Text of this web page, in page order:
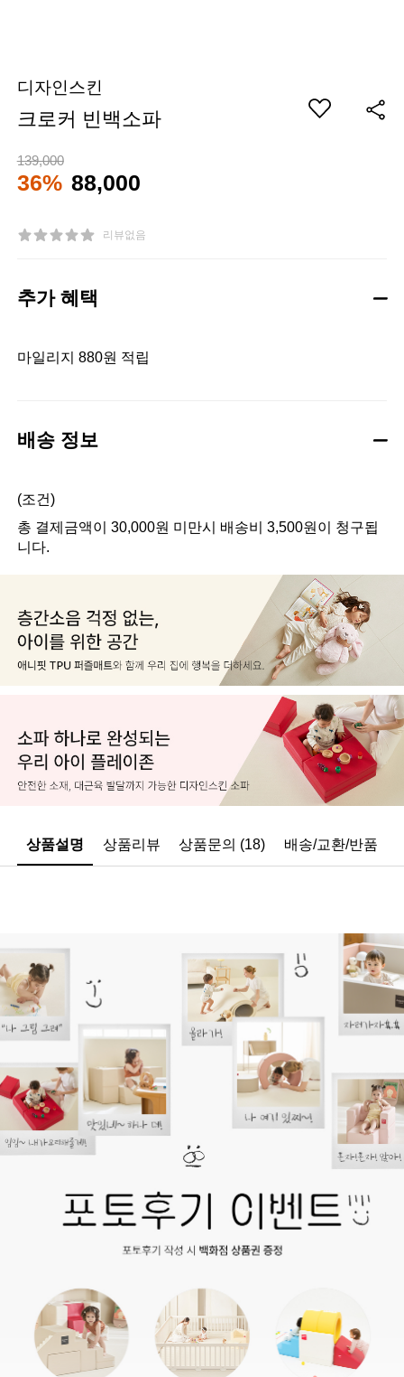
디자인스킨
크로커 빈백소파
139,000
36% 88,000
리뷰없음
추가 혜택
마일리지 880원 적립
배송 정보
(조건)
총 결제금액이 30,000원 미만시 배송비 3,500원이 청구됩
니다.
상품설명 상품리뷰 상품문의 (18) 배송/교환/반품